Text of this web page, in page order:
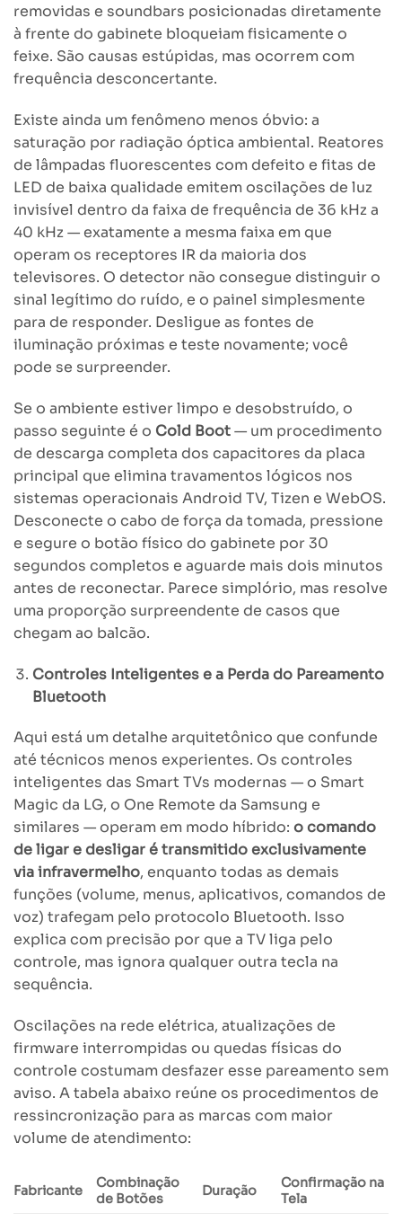
removidas e soundbars posicionadas diretamente
à frente do gabinete bloqueiam fisicamente o
feixe. São causas estúpidas, mas ocorrem com
frequência desconcertante.
Existe ainda um fenômeno menos óbvio: a
saturação por radiação óptica ambiental. Reatores
de lâmpadas fluorescentes com defeito e fitas de
LED de baixa qualidade emitem oscilações de luz
invisível dentro da faixa de frequência de 36 kHz a
40 kHz — exatamente a mesma faixa em que
operam os receptores IR da maioria dos
televisores. O detector não consegue distinguir o
sinal legítimo do ruído, e o painel simplesmente
para de responder. Desligue as fontes de
iluminação próximas e teste novamente; você
pode se surpreender.
Se o ambiente estiver limpo e desobstruído, o
passo seguinte é o Cold Boot— um procedimento
de descarga completa dos capacitores da placa
principal que elimina travamentos lógicos nos
sistemas operacionais Android TV, Tizen e WebOS.
Desconecte o cabo de força da tomada, pressione
e segure o botão físico do gabinete por 30
segundos completos e aguarde mais dois minutos
antes de reconectar. Parece simplório, mas resolve
uma proporção surpreendente de casos que
chegam ao balcão.
Controles Inteligentes e a Perda do Pareamento
Bluetooth
Aqui está um detalhe arquitetônico que confunde
até técnicos menos experientes. Os controles
inteligentes das Smart TVs modernas — o Smart
Magic da LG, o One Remote da Samsung e
similares — operam em modo híbrido: o comando
de ligar e desligar é transmitido exclusivamente
via infravermelho, enquanto todas as demais
funções (volume, menus, aplicativos, comandos de
voz) trafegam pelo protocolo Bluetooth. Isso
explica com precisão por que a TV liga pelo
controle, mas ignora qualquer outra tecla na
sequência.
Oscilações na rede elétrica, atualizações de
firmware interrompidas ou quedas físicas do
controle costumam desfazer esse pareamento sem
aviso. A tabela abaixo reúne os procedimentos de
ressincronização para as marcas com maior
volume de atendimento:
Fabricante
Combinação
de Botões
Duração
Confirmação na
Tela